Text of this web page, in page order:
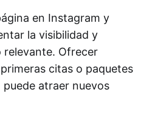
en Instagram y
la visibilidad y
Ofrecer
citas o paquetes
atraer nuevos